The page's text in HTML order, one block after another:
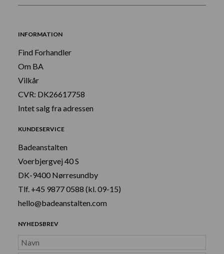
INFORMATION
Find Forhandler
Om BA
Vilkår
CVR: DK26617758
Intet salg fra adressen
KUNDESERVICE
Badeanstalten
Voerbjergvej 40 S
DK-9400 Nørresundby
Tlf. +45 9877 0588 (kl. 09-15)
hello@badeanstalten.com
NYHEDSBREV